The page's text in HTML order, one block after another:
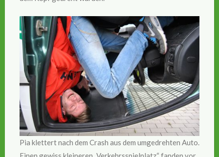
Pia klettert nach dem Crash aus dem umgedrehten Auto.